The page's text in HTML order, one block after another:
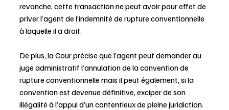
revanche, cette transaction ne peut avoir pour effet de
priver l’agent de l’indemnité de rupture conventionnelle
à laquelle il a droit.
De plus, la Cour précise que l’agent peut demander au
juge administratif l’annulation de la convention de
rupture conventionnelle mais il peut également, si la
convention est devenue définitive, exciper de son
illégalité à l’appui d’un contentieux de pleine juridiction.